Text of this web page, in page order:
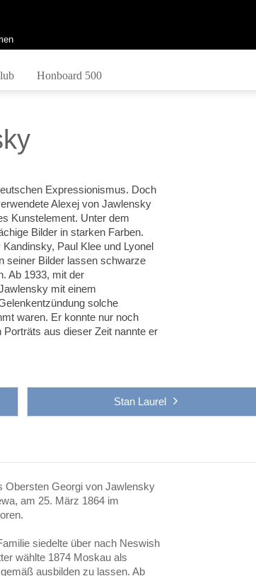
Honboard 500
Expressionismus. Doch
Alexej von Jawlensky
Kunstelement. Unter dem
Bilder in starken Farben.
Paul Klee und Lyonel
seiner Bilder lassen schwarze
Ab 1933, mit der
mit einem
solche
waren. Er konnte nur noch
aus dieser Zeit nannte er
Stan Laurel
Obersten Georgi von Jawlensky
am 25. März 1864 im
siedelte über nach Neswish
wählte 1874 Moskau als
ausbilden zu lassen. Ab